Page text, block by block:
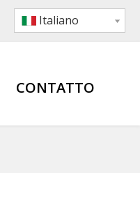
Italiano
CONTATTO